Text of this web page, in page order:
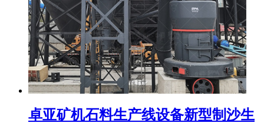
卓亚矿机石料生产线设备新型制沙生